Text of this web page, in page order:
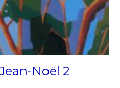
Noël 2